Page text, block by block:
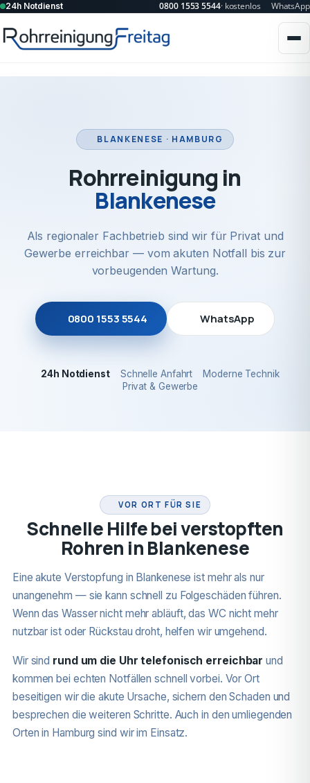
24h Notdienst 0800 1553 5544· kostenlos WhatsApp
BLANKENESE · HAMBURG
Rohrreinigung in
Blankenese
Als regionaler Fachbetrieb sind wir für Privat und
Gewerbe erreichbar — vom akuten Notfall bis zur
vorbeugenden Wartung.
0800 1553 5544 WhatsApp
24h Notdienst Schnelle Anfahrt
Moderne Technik
Privat & Gewerbe
VOR ORT FÜR SIE
Schnelle Hilfe bei verstopften
Rohren in Blankenese
Eine akute Verstopfung in Blankenese ist mehr als nur
unangenehm — sie kann schnell zu Folgeschäden führen.
Wenn das Wasser nicht mehr abläuft, das WC nicht mehr
nutzbar ist oder Rückstau droht, helfen wir umgehend.
Wir sind rund um die Uhr telefonisch erreichbar und
kommen bei echten Notfällen schnell vorbei. Vor Ort
beseitigen wir die akute Ursache, sichern den Schaden und
besprechen die weiteren Schritte. Auch in den umliegenden
Orten in Hamburg sind wir im Einsatz.